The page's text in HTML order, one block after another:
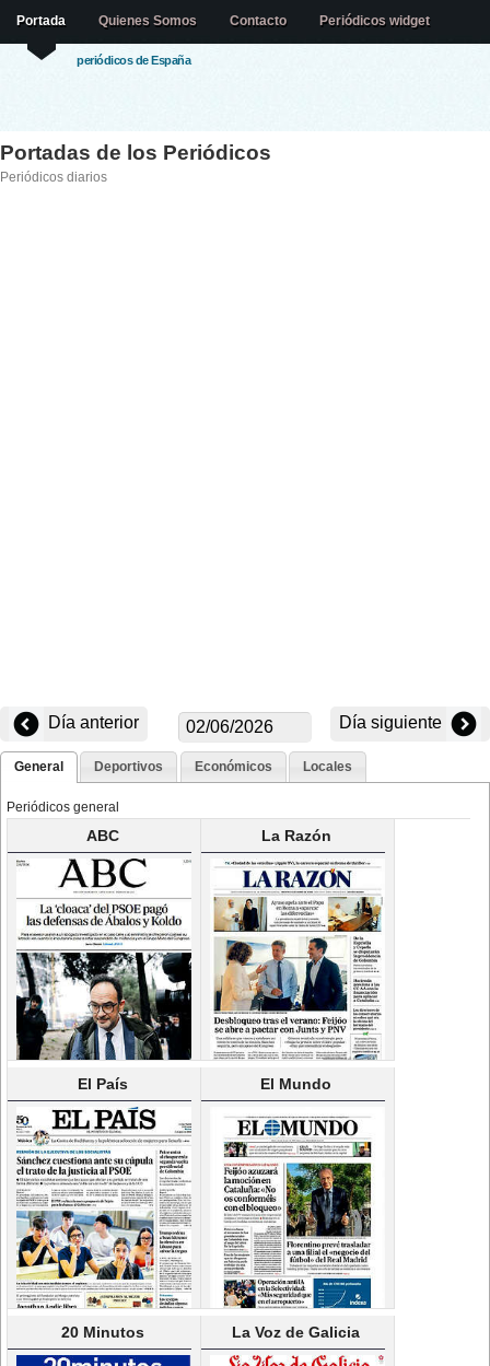
periódicos de España
Portada Quienes Somos Contacto Periódicos widget
Portadas de los Periódicos
Periódicos diarios
Día anterior Día siguiente
General Deportivos Económicos Locales
Periódicos general
ABC La Razón
El País El Mundo
20 Minutos La Voz de Galicia